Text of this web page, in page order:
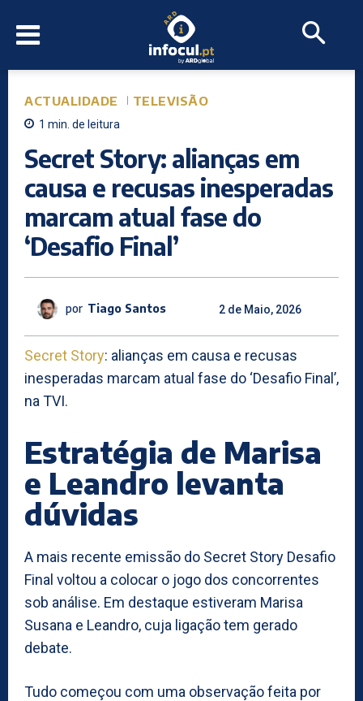
ACTUALIDADE TELEVISÃO
1 min. de leitura
Secret Story: alianças em
causa e recusas inesperadas
marcam atual fase do
‘Desafio Final’
por Tiago Santos 2 de Maio, 2026
Secret Story: alianças em causa e recusas
inesperadas marcam atual fase do ‘Desafio Final’,
na TVI.
Estratégia de Marisa
e Leandro levanta
dúvidas
A mais recente emissão do Secret Story Desafio
Final voltou a colocar o jogo dos concorrentes
sob análise. Em destaque estiveram Marisa
Susana e Leandro, cuja ligação tem gerado
debate.
Tudo começou com uma observação feita por